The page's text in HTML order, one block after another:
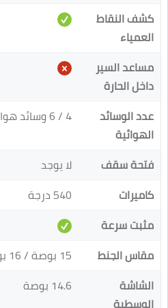
كشف النقاط
العمياء
مساعد السير
داخل الحارة
عدد الوسائد
الهوائية
4 / 6 وسائد هوائية
فتحة سقف
لا يوجد
كاميرات
540 درجة
مثبت سرعة
مقاس الجنط
15 بوصة / 16 بوصة
الشاشة
14.6 بوصة